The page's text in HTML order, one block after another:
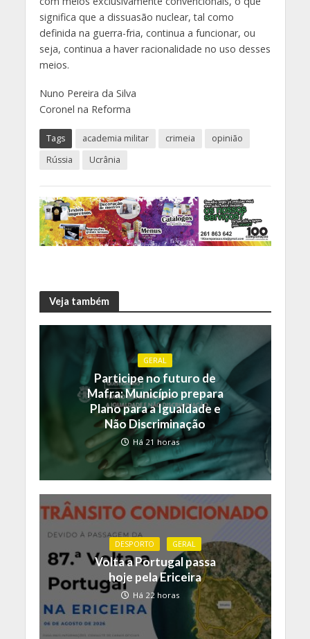
significa que a dissuasão nuclear, tal como
definida na guerra-fria, continua a funcionar, ou
seja, continua a haver racionalidade no uso desses
meios.
Nuno Pereira da Silva
Coronel na Reforma
Tags academia militar crimeia
opinião
Rússia
Ucrânia
Veja também
GERAL
Participe no futuro de
Mafra: Município prepara
Plano para a Igualdade e
Não Discriminação
Há 21 horas
DESPORTO GERAL
Volta a Portugal passa
hoje pela Ericeira
Há 22 horas